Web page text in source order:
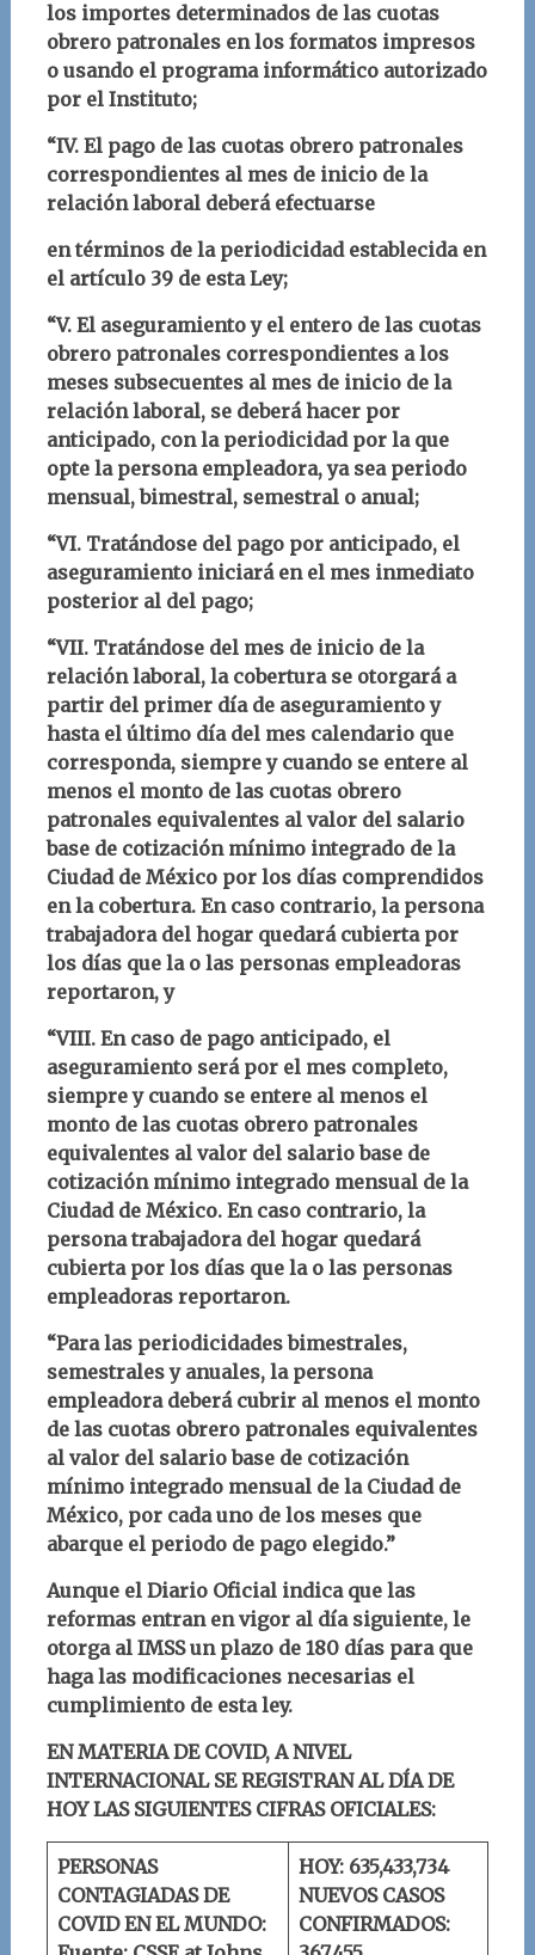
los importes determinados de las cuotas
obrero patronales en los formatos impresos
o usando el programa informático autorizado
por el Instituto;
“IV. El pago de las cuotas obrero patronales
correspondientes al mes de inicio de la
relación laboral deberá efectuarse
en términos de la periodicidad establecida en
el artículo 39 de esta Ley;
“V. El aseguramiento y el entero de las cuotas
obrero patronales correspondientes a los
meses subsecuentes al mes de inicio de la
relación laboral, se deberá hacer por
anticipado, con la periodicidad por la que
opte la persona empleadora, ya sea periodo
mensual, bimestral, semestral o anual;
“VI. Tratándose del pago por anticipado, el
aseguramiento iniciará en el mes inmediato
posterior al del pago;
“VII. Tratándose del mes de inicio de la
relación laboral, la cobertura se otorgará a
partir del primer día de aseguramiento y
hasta el último día del mes calendario que
corresponda, siempre y cuando se entere al
menos el monto de las cuotas obrero
patronales equivalentes al valor del salario
base de cotización mínimo integrado de la
Ciudad de México por los días comprendidos
en la cobertura. En caso contrario, la persona
trabajadora del hogar quedará cubierta por
los días que la o las personas empleadoras
reportaron, y
“VIII. En caso de pago anticipado, el
aseguramiento será por el mes completo,
siempre y cuando se entere al menos el
monto de las cuotas obrero patronales
equivalentes al valor del salario base de
cotización mínimo integrado mensual de la
Ciudad de México. En caso contrario, la
persona trabajadora del hogar quedará
cubierta por los días que la o las personas
empleadoras reportaron.
“Para las periodicidades bimestrales,
semestrales y anuales, la persona
empleadora deberá cubrir al menos el monto
de las cuotas obrero patronales equivalentes
al valor del salario base de cotización
mínimo integrado mensual de la Ciudad de
México, por cada uno de los meses que
abarque el periodo de pago elegido.”
Aunque el Diario Oficial indica que las
reformas entran en vigor al día siguiente, le
otorga al IMSS un plazo de 180 días para que
haga las modificaciones necesarias el
cumplimiento de esta ley.
EN MATERIA DE COVID, A NIVEL
INTERNACIONAL SE REGISTRAN AL DÍA DE
HOY LAS SIGUIENTES CIFRAS OFICIALES:
PERSONAS
CONTAGIADAS DE
COVID EN EL MUNDO:
HOY: 635,433,734
NUEVOS CASOS
CONFIRMADOS: